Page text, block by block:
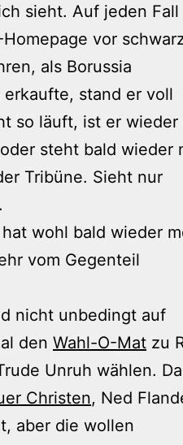
sieht. Auf jeden Fall
vor
als Borussia
stand er voll
so läuft, ist er wieder
steht bald wieder
Tribüne. Sieht nur
wohl bald wieder
vom Gegenteil
nicht unbedingt auf
den Wahl-O-Mat zu
Unruh wählen.
Christen, Ned
aber die wollen